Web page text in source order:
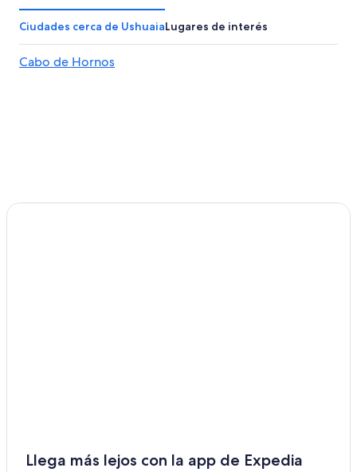
Alquiler de autos Camioneta en Ushuaia
Malvinas Argentinas
Ciudades cerca de UshuaiaLugares de interés
Cabo de Hornos
Llega más lejos con la app de Expedia